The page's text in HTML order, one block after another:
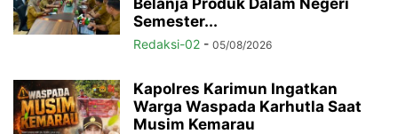
Semester...
Redaksi-02 - 05/08/2026
Kapolres Karimun Ingatkan
Warga Waspada Karhutla Saat
Musim Kemarau